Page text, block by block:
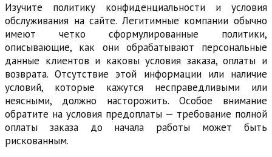
Изучите политику конфиденциальности и условия
обслуживания на сайте. Легитимные компании обычно
имеют четко сформулированные политики,
описывающие, как они обрабатывают персональные
данные клиентов и каковы условия заказа, оплаты и
возврата. Отсутствие этой информации или наличие
условий, которые кажутся несправедливыми или
неясными, должно насторожить. Особое внимание
обратите на условия предоплаты — требование полной
оплаты заказа до начала работы может быть
рискованным.